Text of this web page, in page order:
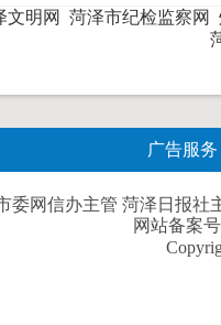
文明网 菏泽市纪检监察网
广告服务
委网信办主管 菏泽日报社
网站备案